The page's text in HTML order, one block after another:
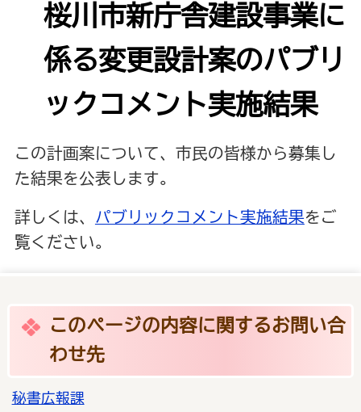
桜川市新庁舎建設事業に
係る変更設計案のパブリ
ックコメント実施結果
この計画案について、市民の皆様から募集し
た結果を公表します。
詳しくは、 パブリックコメント実施結果をご
覧ください。
このページの内容に関するお問い合
わせ先
秘書広報課